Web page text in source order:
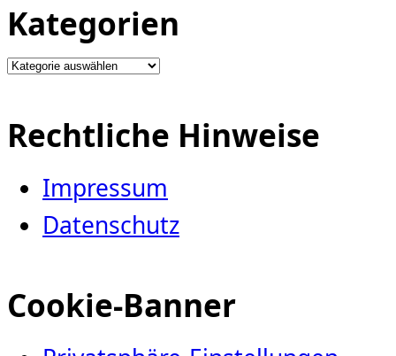
Kategorien
Kategorien
Rechtliche Hinweise
Impressum
Datenschutz
Cookie-Banner